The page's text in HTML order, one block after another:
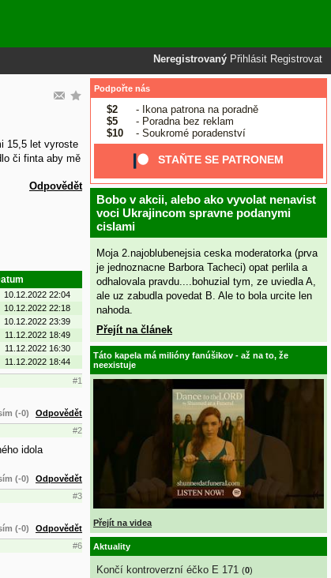
Neregistrovaný Přihlásit Registrovat
15,5 let vyroste
či finta aby mě
Odpovědět
10.12.2022 22:04
10.12.2022 22:18
10.12.2022 23:39
11.12.2022 18:49
11.12.2022 16:30
11.12.2022 18:44
#1
(-0) Odpovědět
#2
idola
(-0) Odpovědět
#3
(-0) Odpovědět
#6
Podpořte nás
$2
- Ikona patrona na poradně
$5
- Poradna bez reklam
$10
- Soukromé poradenství
STAŇTE SE PATRONEM
Bobo v akcii, alebo ako vyvolat nenavist
voci Ukrajincom spravne podanymi
cislami
Moja 2.najoblubenejsia ceska moderatorka (prva
je jednoznacne Barbora Tacheci) opat perlila a
odhalovala pravdu....bohuzial tym, ze uviedla A,
ale uz zabudla povedat B. Ale to bola urcite len
nahoda.
Přejít na článek
Táto kapela má milióny fanúšikov - až na to, že
neexistuje
Přejít na videa
Aktuality
Končí kontroverzní éčko E 171 (0)